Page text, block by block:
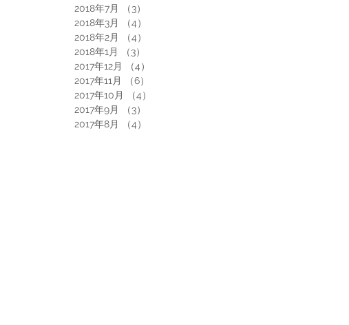
2018年7月
（3）
2018年3月
（4）
2018年2月
（4）
2018年1月
（3）
2017年12月
（4）
2017年11月
（6）
2017年10月
（4）
2017年9月
（3）
2017年8月
（4）